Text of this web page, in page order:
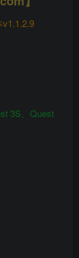
3S、 Quest